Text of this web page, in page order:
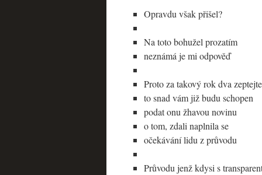
Opravdu však přišel?
Na toto bohužel prozatím
neznámá je mi odpověď
Proto za takový rok dva
to snad vám již budu schopen
podat onu žhavou novinu
o tom, zdali naplnila se
očekávání lidu z průvodu
Průvodu jenž kdysi s